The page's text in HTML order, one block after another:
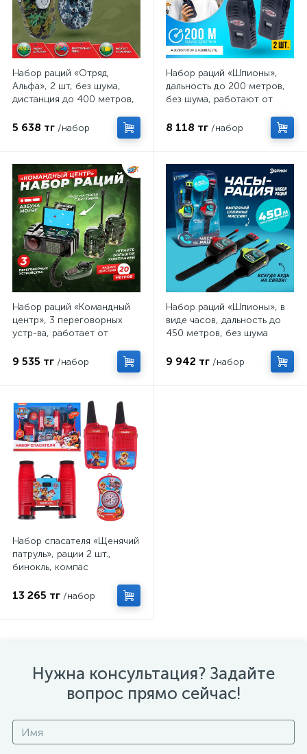
Набор раций «Отряд
Альфа», 2 шт, без шума,
дистанция до 400 метров,
5 638 тг /набор
Набор раций «Шпионы»,
дальность до 200 метров,
без шума, работают от
8 118 тг /набор
Набор раций «Командный
центр», 3 переговорных
устр-ва, работает от
9 535 тг /набор
Набор раций «Шпионы», в
виде часов, дальность до
450 метров, без шума
9 942 тг /набор
Набор спасателя «Щенячий
патруль», рации 2 шт.,
бинокль, компас
13 265 тг /набор
Нужна консультация? Задайте
вопрос прямо сейчас!